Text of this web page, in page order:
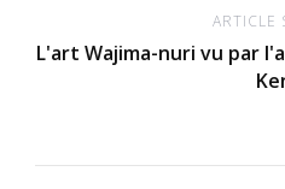
ARTICLE
L'art Wajima-nuri vu par